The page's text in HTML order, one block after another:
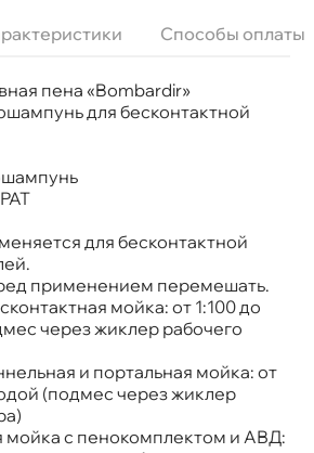
Способы оплаты
пена «Bombardir»
для бесконтактной
для бесконтактной
применением перемешать.
мойка: от 1:100 до
через жиклер рабочего
и портальная мойка: от
(подмес через жиклер
с пенокомплектом и АВД:
Активная